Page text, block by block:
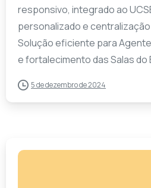
responsivo, integrado ao
personalizado e
Solução eficiente para
e fortalecimento das Salas do
5 de dezembro de 2024